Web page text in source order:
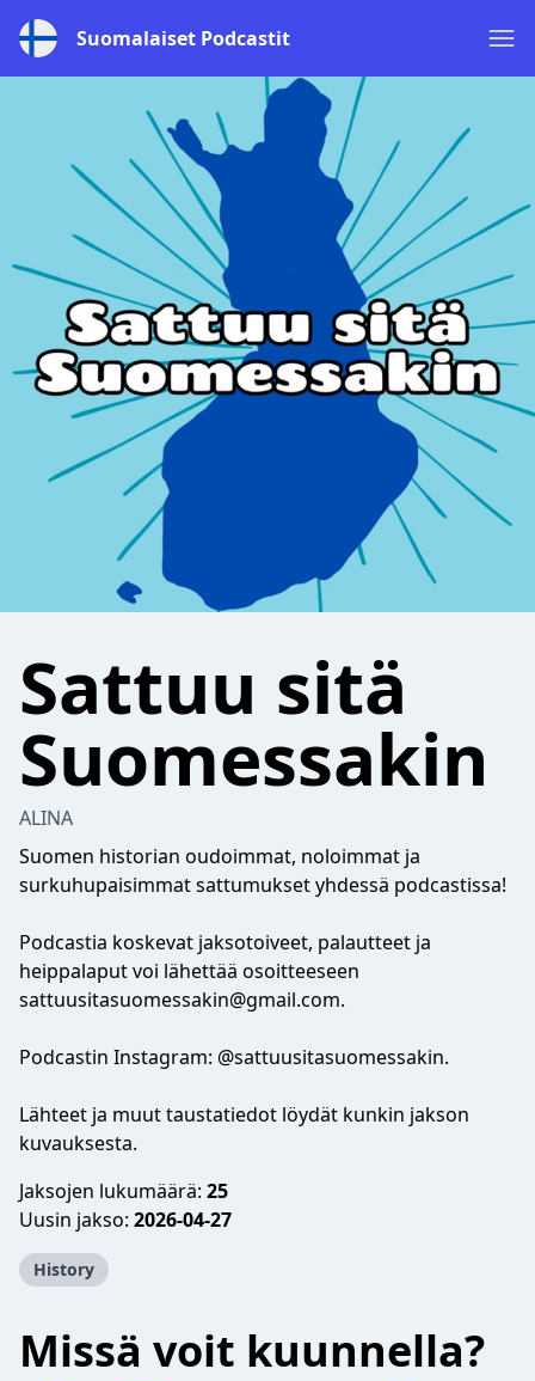
Suomalaiset Podcastit
Sattuu sitä
Suomessakin
ALINA
Suomen historian oudoimmat, noloimmat ja
surkuhupaisimmat sattumukset yhdessä podcastissa!
Podcastia koskevat jaksotoiveet, palautteet ja
heippalaput voi lähettää osoitteeseen
sattuusitasuomessakin@gmail.com.
Podcastin Instagram: @sattuusitasuomessakin.
Lähteet ja muut taustatiedot löydät kunkin jakson
kuvauksesta.
Jaksojen lukumäärä: 25
Uusin jakso: 2026-04-27
History
Missä voit kuunnella?